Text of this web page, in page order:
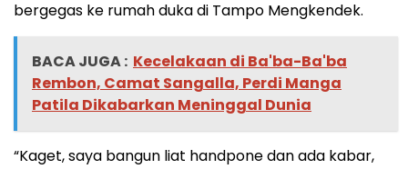
bergegas ke rumah duka di Tampo Mengkendek.
BACA JUGA : Kecelakaan di Ba'ba-Ba'ba
Rembon, Camat Sangalla, Perdi Manga
Patila Dikabarkan Meninggal Dunia
“Kaget, saya bangun liat handpone dan ada kabar,